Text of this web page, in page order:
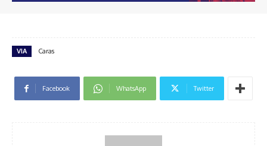
VIA Caras
Facebook WhatsApp Twitter